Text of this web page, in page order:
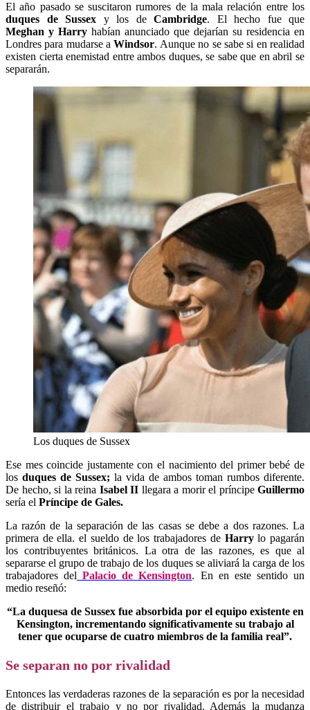
El año pasado se suscitaron rumores de la mala relación entre los
duques de Sussex y los de Cambridge. El hecho fue que
Meghan y Harry habían anunciado que dejarían su residencia en
Londres para mudarse aWindsor. Aunque no se sabe si en realidad
existen cierta enemistad entre ambos duques, se sabe que en abril se
separarán.
Los duques de Sussex
Ese mes coincide justamente con el nacimiento del primer bebé de
los duques de Sussex; la vida de ambos toman rumbos diferente.
De hecho, si la reina Isabel II llegara a morir el príncipe Guillermo
sería el Príncipe de Gales.
La razón de la separación de las casas se debe a dos razones. La
primera de ella. el sueldo de los trabajadores de Harrylo pagarán
los contribuyentes británicos. La otra de las razones, es que al
separarse el grupo de trabajo de los duques se aliviará la carga de los
trabajadores del Palacio de Kensington. En en este sentido un
medio reseñó:
“La duquesa de Sussex fue absorbida por el equipo existente en
Kensington, incrementando significativamente su trabajo al
tener que ocuparse de cuatro miembros de la familia real”.
Se separan no por rivalidad
Entonces las verdaderas razones de la separación es por la necesidad
de distribuir el trabajo y no por rivalidad. Además la mudanza